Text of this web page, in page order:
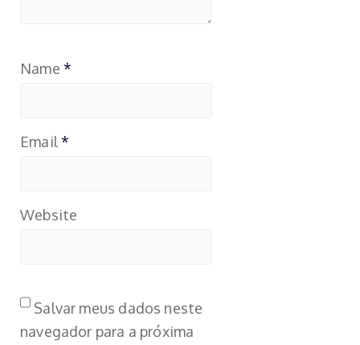
Name *
Email*
Website
Salvar meus dados neste
navegador para a próxima